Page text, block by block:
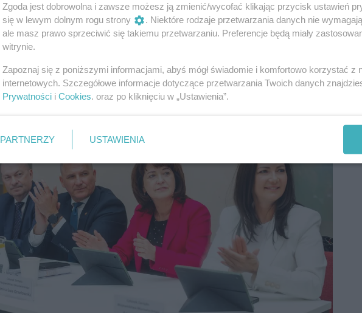
Zgoda jest dobrowolna i zawsze możesz ją zmienić/wycofać klikając przycisk ustawień
się w lewym dolnym rogu strony
. Niektóre rodzaje przetwarzania danych nie
ale masz prawo sprzeciwić się takiemu przetwarzaniu. Preferencje będą miały
witrynie.
Zapoznaj się z poniższymi informacjami, abyś mógł świadomie i komfortowo korzystać z
internetowych. Szczegółowe informacje dotyczące przetwarzania Twoich danych
Prywatności i Cookies. oraz po kliknięciu w „Ustawienia”.
PARTNERZY USTAWIENIA